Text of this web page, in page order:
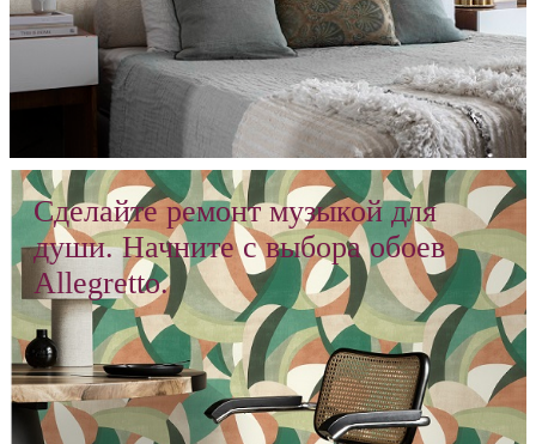
Сделайте ремонт музыкой для
души. Начните с выбора обоев
Allegretto.